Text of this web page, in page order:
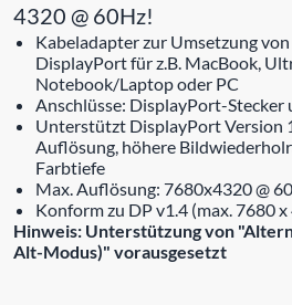
4320 @ 60Hz!
Kabeladapter zur Umsetzung von
DisplayPort für z.B. MacBook,
Notebook/Laptop oder PC
Anschlüsse: DisplayPort-Stecker
Unterstützt DisplayPort Version
Auflösung, höhere
Farbtiefe
Max. Auflösung: 7680x4320 @
Konform zu DP v1.4 (max. 7680
Hinweis: Unterstützung von
Alt-Modus)" vorausgesetzt